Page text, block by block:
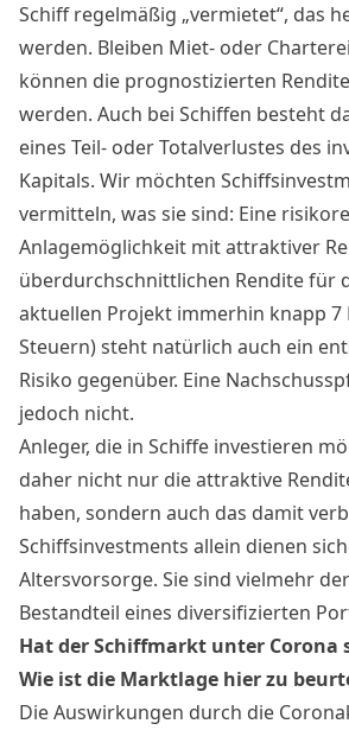
Schiff regelmäßig „vermietet“, das
werden. Bleiben Miet- oder
können die prognostizierten
werden. Auch bei Schiffen besteht
eines Teil- oder Totalverlustes des
Kapitals. Wir möchten
vermitteln, was sie sind: Eine
Anlagemöglichkeit mit attraktiver
überdurchschnittlichen Rendite für
aktuellen Projekt immerhin knapp 7
Steuern) steht natürlich auch ein
Risiko gegenüber. Eine
jedoch nicht.
Anleger, die in Schiffe investieren
daher nicht nur die attraktive
haben, sondern auch das damit
Schiffsinvestments allein dienen
Altersvorsorge. Sie sind vielmehr
Bestandteil eines diversifizierten
Hat der Schiffmarkt unter Corona
Wie ist die Marktlage hier zu
Die Auswirkungen durch die